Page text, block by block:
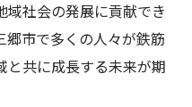
域社会の発展に貢献でき
郷市で多くの人々が鉄筋
と共に成長する未来が期